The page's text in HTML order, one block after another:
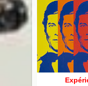
Dixlesic
Slam /